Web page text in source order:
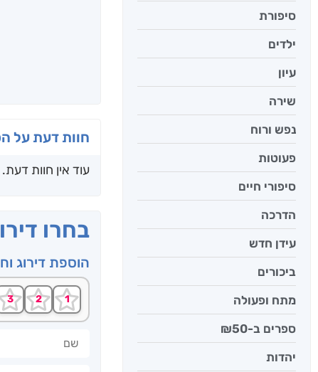
סיפורת
ילדים
עיון
שירה
נפש ורוח
פעוטות
סיפורי חיים
הדרכה
עידן חדש
ביכורים
מתח ופעולה
ספרים ב-₪50
יהדות
חוות דעת על
עוד אין חוות דעת.
בחרו
הוספת דירוג